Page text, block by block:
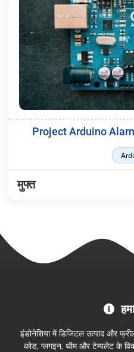
Project Arduino
मुफ्त
आधिकारिक
इंडोनेशिया में डिजिटल उत्पाद और
कोड, प्लगइन, थीम और टेम्पलेट के